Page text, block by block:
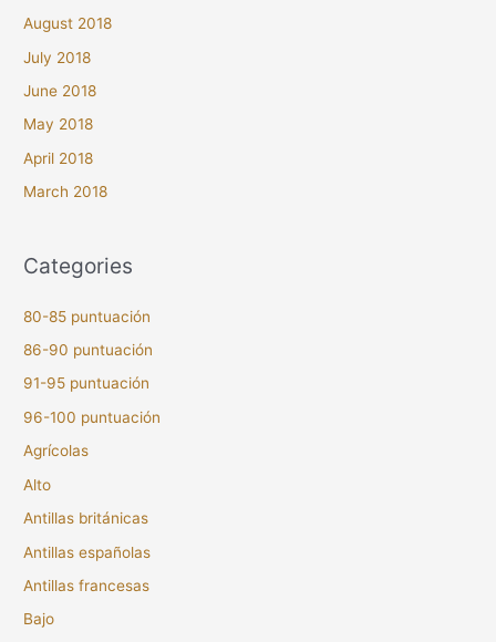
August 2018
July 2018
June 2018
May 2018
April 2018
March 2018
Categories
80-85 puntuación
86-90 puntuación
91-95 puntuación
96-100 puntuación
Agrícolas
Alto
Antillas británicas
Antillas españolas
Antillas francesas
Bajo